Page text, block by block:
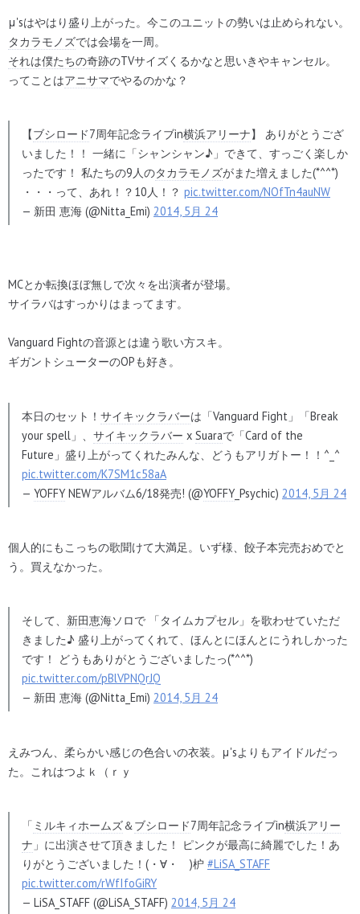
μ'sはやはり盛り上がった。今このユニットの勢いは止められない。
タカラモノズでは会場を一周。
それは僕たちの奇跡のTVサイズくるかなと思いきやキャンセル。
ってことはアニサマでやるのかな？
【ブシロード7周年記念ライブin横浜アリーナ】 ありがとうござ
いました！！ 一緒に「シャンシャン♪」できて、すっごく楽しか
ったです！ 私たちの9人のタカラモノズがまた増えました(*^^*)
・・・って、あれ！？10人！？ pic.twitter.com/NOfTn4auNW
— 新田 恵海 (@Nitta_Emi) 2014, 5月 24
MCとか転換ほぼ無しで次々を出演者が登場。
サイラバはすっかりはまってます。
Vanguard Fightの音源とは違う歌い方スキ。
ギガントシューターのOPも好き。
本日のセット！ サイキックラバーは「Vanguard Fight」「Break
your spell」、 サイキックラバー x Suaraで「Card of the
Future」盛り上がってくれたみんな、どうもアリガトー！！^_^
pic.twitter.com/K7SM1c58aA
— YOFFY NEWアルバム6/18発売! (@YOFFY _Psychic) 2014, 5月 24
個人的にもこっちの歌聞けて大満足。いず様、餃子本完売おめでと
う。買えなかった。
そして、 新田恵海ソロで 「タイムカプセル」を歌わせていただ
きました♪ 盛り上がってくれて、ほんとにほんとにうれしかった
です！ どうもありがとうございましたっ(*^^*)
pic.twitter.com/pBlVPNQrJQ
— 新田 恵海 (@Nitta_Emi) 2014, 5月 24
えみつん、柔らかい感じの色合いの衣装。μ'sよりもアイドルだっ
た。これはつよｋ（ｒｙ
「 ミルキィホームズ＆ブシロード7周年記念ライブin横浜アリー
ナ 」に出演させて頂きました！ ピンクが最高に綺麗でした！あ
りがとうございました！(・∀・ )枦 #LiSA_STAFF
pic.twitter.com/rWfIfoGiRY
— LiSA_STAFF (@LiSA_STAFF) 2014, 5月 24